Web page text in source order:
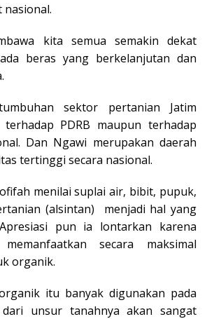
kita semua semakin dekat
beras yang berkelanjutan dan
sektor pertanian Jatim
PDRB maupun terhadap
Dan Ngawi merupakan daerah
tertinggi secara nasional.
menilai suplai air, bibit, pupuk,
(alsintan) menjadi hal yang
pun ia lontarkan karena
secara maksimal
organik.
itu banyak digunakan pada
unsur tanahnya akan sangat